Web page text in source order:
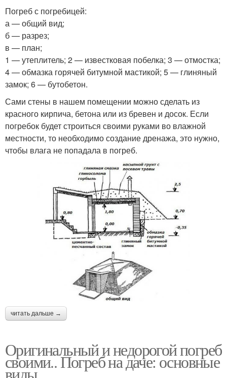
Погреб с погребицей:
а — общий вид;
б — разрез;
в — план;
1 — утеплитель; 2 — известковая побелка; 3 — отмостка;
4 — обмазка горячей битумной мастикой; 5 — глиняный
замок; 6 — бутобетон.
Сами стены в нашем помещении можно сделать из
красного кирпича, бетона или из бревен и досок. Если
погребок будет строиться своими руками во влажной
местности, то необходимо создание дренажа, это нужно,
чтобы влага не попадала в погреб.
читать дальше →
Оригинальный и недорогой погреб
своими.. Погреб на даче: основные
виды